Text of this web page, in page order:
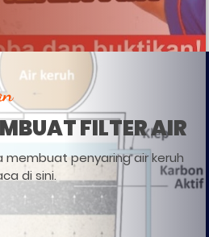
FILTER AIR
membuat penyaring air keruh
di sini.